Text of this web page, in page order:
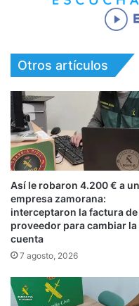
Otros artículos
Así le robaron 4.200 € a
empresa zamorana:
interceptaron la factura de
proveedor para cambiar la
cuenta
7 agosto, 2026